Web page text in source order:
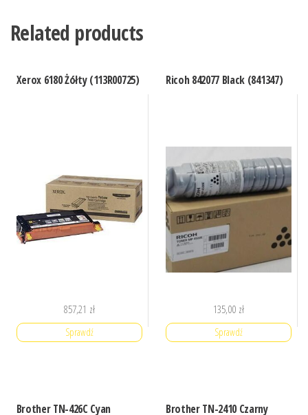
Related products
Xerox 6180 Żółty (113R00725)
857,21 zł
Sprawdź
Ricoh 842077 Black (841347)
135,00 zł
Sprawdź
Brother TN-426C Cyan Brother TN-2410 Czarny